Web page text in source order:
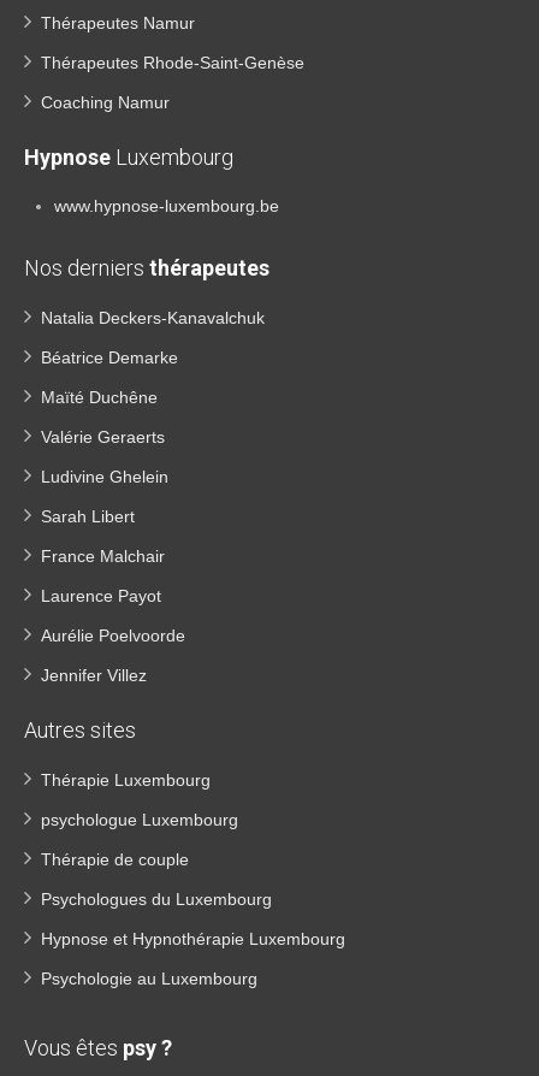
Thérapeutes Namur
Thérapeutes Rhode-Saint-Genèse
Coaching Namur
Hypnose Luxembourg
www.hypnose-luxembourg.be
Nos derniers thérapeutes
Natalia Deckers-Kanavalchuk
Béatrice Demarke
Maïté Duchêne
Valérie Geraerts
Ludivine Ghelein
Sarah Libert
France Malchair
Laurence Payot
Aurélie Poelvoorde
Jennifer Villez
Autres sites
Thérapie Luxembourg
psychologue Luxembourg
Thérapie de couple
Psychologues du Luxembourg
Hypnose et Hypnothérapie Luxembourg
Psychologie au Luxembourg
Vous êtes psy ?